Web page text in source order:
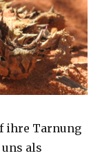
ihre Tarnung
als